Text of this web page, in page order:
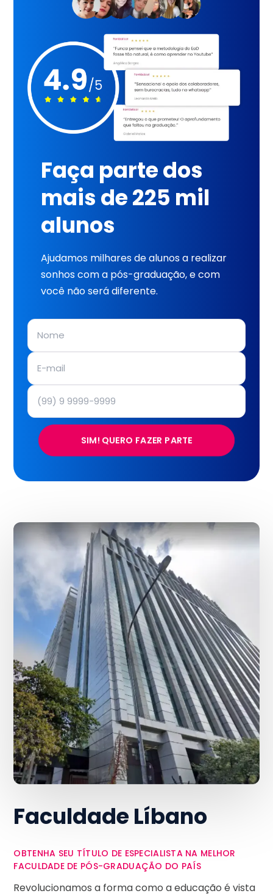
Faça parte dos
mais de 225 mil
alunos
Ajudamos milhares de alunos a realizar
sonhos com a pós-graduação, e com
você não será diferente.
SIM! QUERO FAZER PARTE
Faculdade Líbano
OBTENHA SEU TÍTULO DE ESPECIALISTA NA MELHOR
FACULDADE DE PÓS-GRADUAÇÃO DO PAÍS
Revolucionamos a forma como a educação é vista